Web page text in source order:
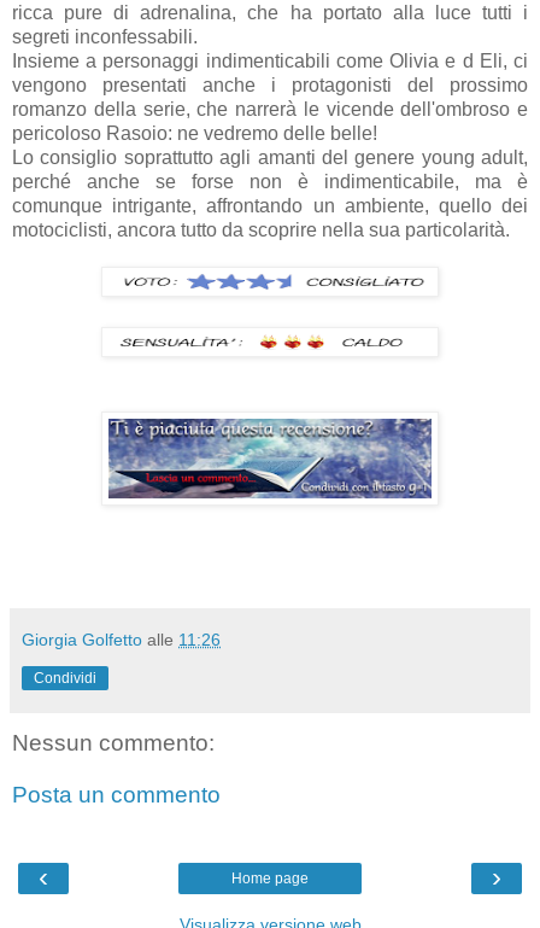
ricca pure di adrenalina, che ha portato alla luce tutti i
segreti inconfessabili.
Insieme a personaggi indimenticabili come Olivia e d Eli, ci
vengono presentati anche i protagonisti del prossimo
romanzo della serie, che narrerà le vicende dell'ombroso e
pericoloso Rasoio: ne vedremo delle belle!
Lo consiglio soprattutto agli amanti del genere young adult,
perché anche se forse non è indimenticabile, ma è
comunque intrigante, affrontando un ambiente, quello dei
motociclisti, ancora tutto da scoprire nella sua particolarità.
Giorgia Golfetto alle 11:26
Condividi
Nessun commento:
Posta un commento
‹ ›
Home page
Visualizza versione web